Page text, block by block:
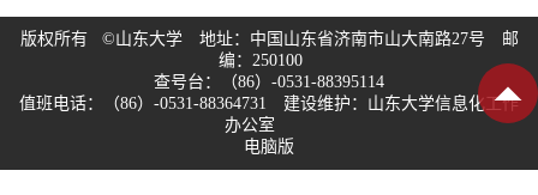
版权所有 ©山东大学 地址：中国山东省济南市山大南路27号 邮
编：250100
查号台：（86）-0531-88395114
值班电话：（86）-0531-88364731 建设维护：山东大学信息化工作
办公室
电脑版